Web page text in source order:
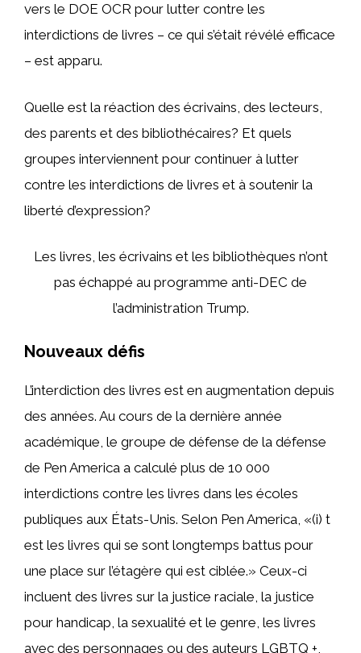
vers le DOE OCR pour lutter contre les
interdictions de livres – ce qui s’était révélé efficace
– est apparu.
Quelle est la réaction des écrivains, des lecteurs,
des parents et des bibliothécaires? Et quels
groupes interviennent pour continuer à lutter
contre les interdictions de livres et à soutenir la
liberté d’expression?
Les livres, les écrivains et les bibliothèques n’ont
pas échappé au programme anti-DEC de
l’administration Trump.
Nouveaux défis
L’interdiction des livres est en augmentation depuis
des années. Au cours de la dernière année
académique, le groupe de défense de la défense
de Pen America a calculé plus de 10 000
interdictions contre les livres dans les écoles
publiques aux États-Unis. Selon Pen America, «(i) t
est les livres qui se sont longtemps battus pour
une place sur l’étagère qui est ciblée.» Ceux-ci
incluent des livres sur la justice raciale, la justice
pour handicap, la sexualité et le genre, les livres
avec des personnages ou des auteurs LGBTQ +,